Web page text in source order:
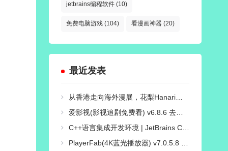
jetbrains编程软件 (10)
免费电脑游戏 (104) 看漫画神器 (20)
最近发表
从香港走向海外漫展，花梨Hanari如何打造自己的Cosplay个人品牌？
爱影视(影视追剧免费看) v6.8.6 去广告纯净版
C++语言集成开发环境 | JetBrains CLion v2026.2.0 直装激活版
PlayerFab(4K蓝光播放器) v7.0.5.8 绿色便携版